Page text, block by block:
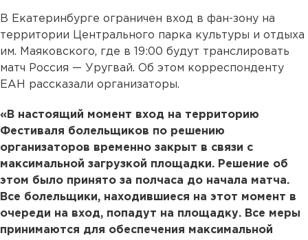
В Екатеринбурге ограничен вход в фан-зону на
территории Центрального парка культуры и отдыха
им. Маяковского, где в 19:00 будут транслировать
матч Россия — Уругвай. Об этом корреспонденту
ЕАН рассказали организаторы.
«В настоящий момент вход на территорию
Фестиваля болельщиков по решению
организаторов временно закрыт в связи с
максимальной загрузкой площадки. Решение об
этом было принято за полчаса до начала матча.
Все болельщики, находившиеся на этот момент в
очереди на вход, попадут на площадку. Все меры
принимаются для обеспечения максимальной